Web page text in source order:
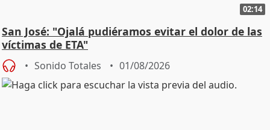
02:14
San José: "Ojalá pudiéramos evitar el dolor de las
víctimas de ETA"
Sonido Totales 01/08/2026